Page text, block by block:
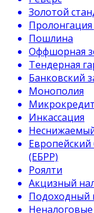
Золотой
Пошлина
Оффшорная
Тендерная
Банковский
Монополия
Инкассация
Европейский
(ЕБРР)
Роялти
Акцизный
Подоходный